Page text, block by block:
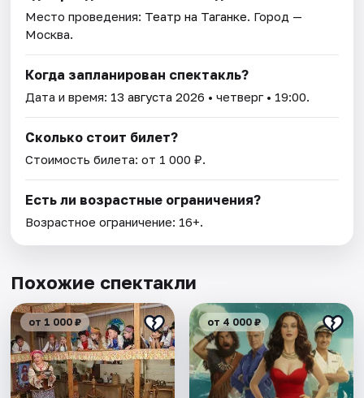
Место проведения: Театр на Таганке. Город —
Москва.
Когда запланирован спектакль?
Дата и время: 13 августа 2026 • четверг • 19:00.
Сколько стоит билет?
Стоимость билета: от 1 000 ₽.
Есть ли возрастные ограничения?
Возрастное ограничение: 16+.
Похожие спектакли
от 1 000 ₽ от 4 000 ₽